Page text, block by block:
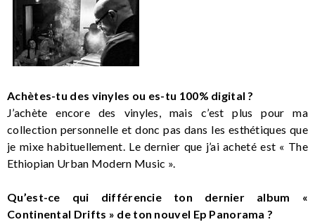
Achètes-tu des vinyles ou es-tu 100% digital ?
J’achète encore des vinyles, mais c’est plus pour ma
collection personnelle et donc pas dans les esthétiques que
je mixe habituellement. Le dernier que j’ai acheté est « The
Ethiopian Urban Modern Music ».
Qu’est-ce qui différencie ton dernier album «
Continental Drifts » de ton nouvel Ep Panorama ?